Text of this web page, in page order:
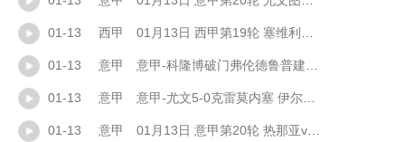
01-13 西甲 01月13日 西甲第19轮 塞维利亚vs塞尔塔 全场录像
01-13 意甲 意甲-科隆博破门弗伦德鲁普建功 热那亚3-0完胜卡利亚里
01-13 意甲 意甲-尤文5-0克雷莫内塞 伊尔迪兹、戴维破门麦肯尼造乌龙+建功
01-13 意甲 01月13日 意甲第20轮 热那亚vs卡利亚里 全场录像